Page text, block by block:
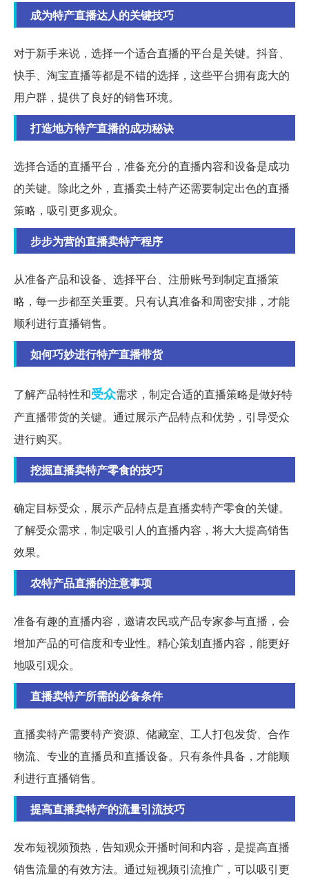
成为特产直播达人的关键技巧
对于新手来说，选择一个适合直播的平台是关键。抖音、
快手、淘宝直播等都是不错的选择，这些平台拥有庞大的
用户群，提供了良好的销售环境。
打造地方特产直播的成功秘诀
选择合适的直播平台，准备充分的直播内容和设备是成功
的关键。除此之外，直播卖土特产还需要制定出色的直播
策略，吸引更多观众。
步步为营的直播卖特产程序
从准备产品和设备、选择平台、注册账号到制定直播策
略，每一步都至关重要。只有认真准备和周密安排，才能
顺利进行直播销售。
如何巧妙进行特产直播带货
了解产品特性和受众需求，制定合适的直播策略是做好特
产直播带货的关键。通过展示产品特点和优势，引导受众
进行购买。
挖掘直播卖特产零食的技巧
确定目标受众，展示产品特点是直播卖特产零食的关键。
了解受众需求，制定吸引人的直播内容，将大大提高销售
效果。
农特产品直播的注意事项
准备有趣的直播内容，邀请农民或产品专家参与直播，会
增加产品的可信度和专业性。精心策划直播内容，能更好
地吸引观众。
直播卖特产所需的必备条件
直播卖特产需要特产资源、储藏室、工人打包发货、合作
物流、专业的直播员和直播设备。只有条件具备，才能顺
利进行直播销售。
提高直播卖特产的流量引流技巧
发布短视频预热，告知观众开播时间和内容，是提高直播
销售流量的有效方法。通过短视频引流推广，可以吸引更